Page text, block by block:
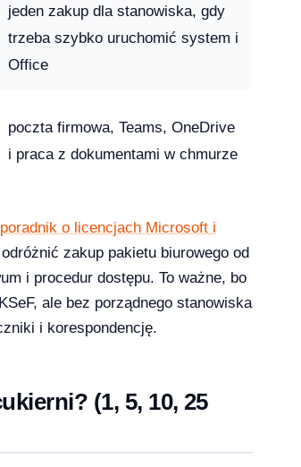
jeden zakup dla stanowiska, gdy
trzeba szybko uruchomić system i
Office
poczta firmowa, Teams, OneDrive
i praca z dokumentami w chmurze
poradnik o licencjach Microsoft i
zakup pakietu biurowego od
i procedur dostępu. To ważne, bo
ale bez porządnego stanowiska
i korespondencję.
(1, 5, 10, 25